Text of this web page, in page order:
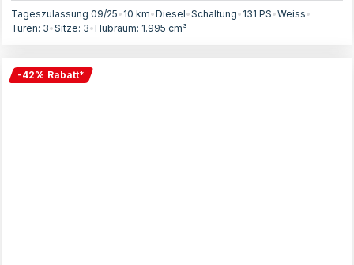
Tageszulassung 09/25• 10 km•Diesel•Schaltung• 131 PS•Weiss•
Türen: 3•Sitze: 3•Hubraum: 1.995 cm³
-42% Rabatt*